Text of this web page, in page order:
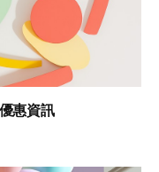
惠資訊